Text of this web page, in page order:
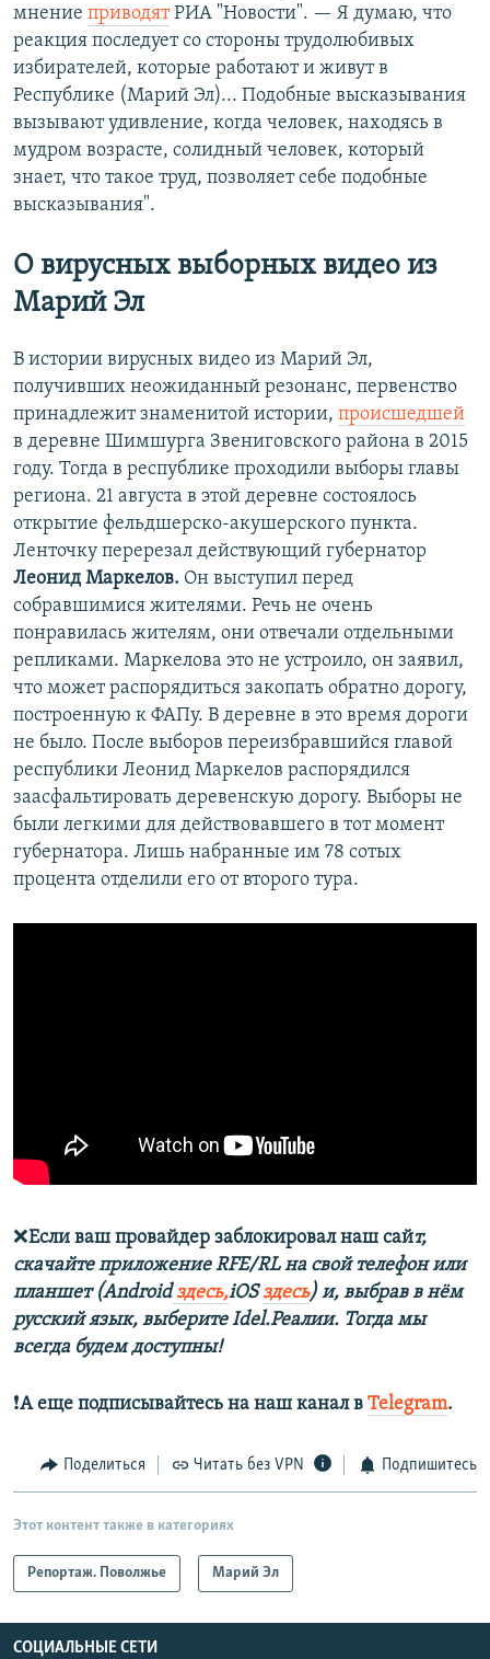
мнение приводятРИА "Новости". — Я думаю, что
реакция последует со стороны трудолюбивых
избирателей, которые работают и живут в
Республике (Марий Эл)... Подобные высказывания
вызывают удивление, когда человек, находясь в
мудром возрасте, солидный человек, который
знает, что такое труд, позволяет себе подобные
высказывания".
О вирусных выборных видео из
Марий Эл
В истории вирусных видео из Марий Эл,
получивших неожиданный резонанс, первенство
принадлежит знаменитой истории, происшедшей
в деревне Шимшурга Звениговского района в 2015
году. Тогда в республике проходили выборы главы
региона. 21 августа в этой деревне состоялось
открытие фельдшерско-акушерского пункта.
Ленточку перерезал действующий губернатор
Леонид Маркелов. Он выступил перед
собравшимися жителями. Речь не очень
понравилась жителям, они отвечали отдельными
репликами. Маркелова это не устроило, он заявил,
что может распорядиться закопать обратно дорогу,
построенную к ФАПу. В деревне в это время дороги
не было. После выборов переизбравшийся главой
республики Леонид Маркелов распорядился
заасфальтировать деревенскую дорогу. Выборы не
были легкими для действовавшего в тот момент
губернатора. Лишь набранные им 78 сотых
процента отделили его от второго тура.
❌Если ваш провайдер заблокировал наш сайт,
скачайте приложение RFE/RL на свой телефон или
планшет (Androidздесь,iOSздесь) и, выбрав в нём
русский язык, выберите Idel.Реалии. Тогда мы
всегда будем доступны!
❗️А еще подписывайтесь на наш канал в Telegram.
Поделиться Читать без VPN Подпишитесь
Этот контент также в категориях
Репортаж. Поволжье Марий Эл
СОЦИАЛЬНЫЕ СЕТИ